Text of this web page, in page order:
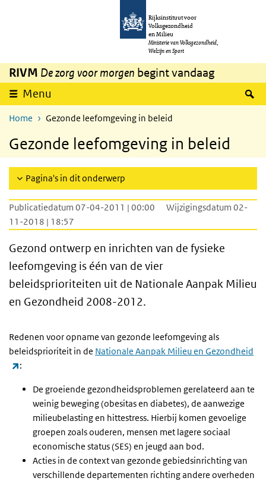
Overslaan en naar de inhoud gaan
Rijksinstituut voor
Volksgezondheid
en Milieu
Ministerie van Volksgezondheid,
Welzijn en Sport
RIVM De zorg voor morgen begint vandaag
Menu
Home Gezonde leefomgeving in beleid
Gezonde leefomgeving in beleid
Pagina's in dit onderwerp
Publicatiedatum 07-04-2011 | 00:00
Wijzigingsdatum 02-
11-2018 | 18:57
Gezond ontwerp en inrichten van de fysieke
leefomgeving is één van de vier
beleidsprioriteiten uit de Nationale Aanpak Milieu
en Gezondheid 2008-2012.
Redenen voor opname van gezonde leefomgeving als
beleidsprioriteit in de Nationale Aanpak Milieu en Gezondheid
(externe link)
:
De groeiende gezondheidsproblemen gerelateerd aan te
weinig beweging (obesitas en diabetes), de aanwezige
milieubelasting en hittestress. Hierbij komen gevoelige
groepen zoals ouderen, mensen met lagere sociaal
economische status (SES) en jeugd aan bod.
Acties in de context van gezonde gebiedsinrichting van
verschillende departementen richting andere overheden